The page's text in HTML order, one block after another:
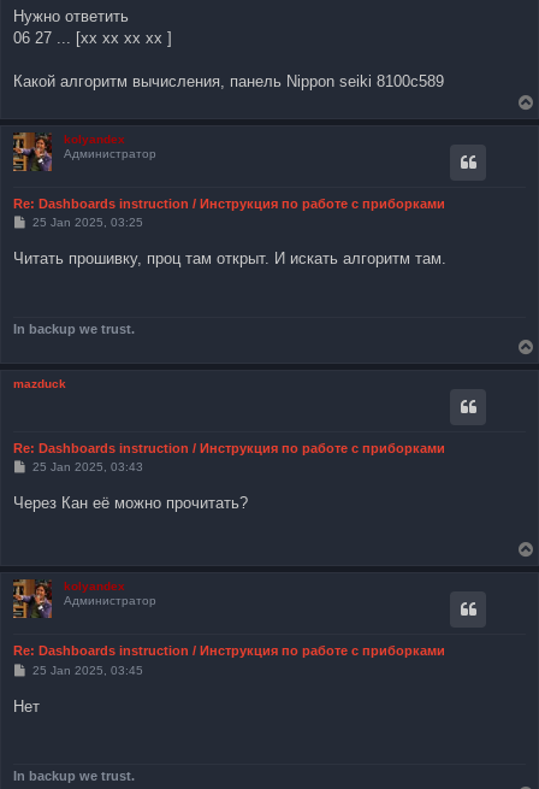
Нужно ответить
06 27 ... [xx xx xx xx ]
Какой алгоритм вычисления, панель Nippon seiki 8100c589
kolyandex
Администратор
Re: Dashboards instruction / Инструкция по работе с приборками
P
t
25 Jan 2025, 03:25
Читать прошивку, проц там открыт. И искать алгоритм там.
In backup we trust.
mazduck
Re: Dashboards instruction / Инструкция по работе с приборками
P
t
25 Jan 2025, 03:43
Через Кан её можно прочитать?
kolyandex
Администратор
Re: Dashboards instruction / Инструкция по работе с приборками
P
t
25 Jan 2025, 03:45
Нет
In backup we trust.